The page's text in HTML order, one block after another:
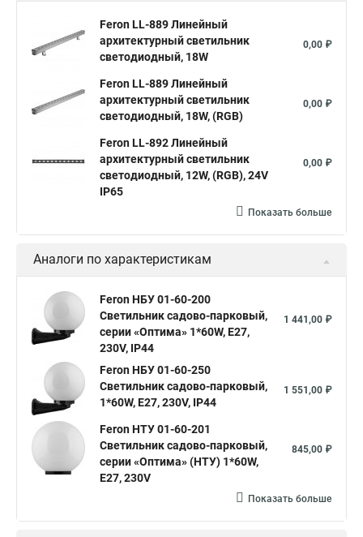
Feron LL-889 Линейный
архитектурный светильник
светодиодный, 18W
0,00 ₽
Feron LL-889 Линейный
архитектурный светильник
светодиодный, 18W, (RGB)
0,00 ₽
Feron LL-892 Линейный
архитектурный светильник
светодиодный, 12W, (RGB), 24V
IP65
0,00 ₽
Показать больше
Аналоги по характеристикам
Feron НБУ 01-60-200
Светильник садово-парковый,
серии «Оптима» 1*60W, E27,
230V, IP44
1 441,00 ₽
Feron НБУ 01-60-250
Светильник садово-парковый,
1*60W, E27, 230V, IP44
1 551,00 ₽
Feron НТУ 01-60-201
Светильник садово-парковый,
серии «Оптима» (НТУ) 1*60W,
E27, 230V
845,00 ₽
Показать больше